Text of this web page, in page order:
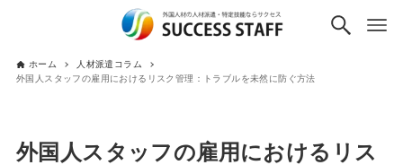
ホーム
人材派遣コラム
外国人スタッフの雇用におけるリスク管理：トラブルを未然に防ぐ方法
外国人スタッフの雇用におけるリス